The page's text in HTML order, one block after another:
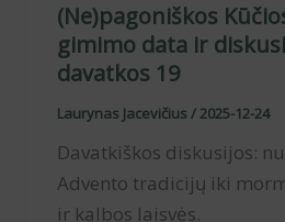
(Ne)pagoniškos
gimimo data ir
davatkos 19
Laurynas Jacevičius /2025-12-24
Davatkiškos diskusijos:
Advento tradicijų iki
ir kalbos laisvės.